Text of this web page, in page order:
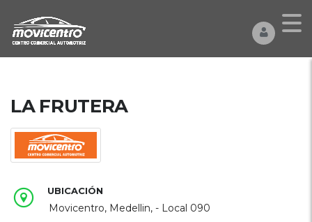
LA FRUTERA
UBICACIÓN
Movicentro, Medellin, - Local 090